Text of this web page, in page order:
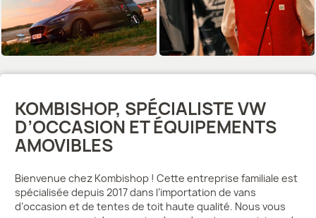
KOMBISHOP, SPÉCIALISTE VW
D’OCCASION ET ÉQUIPEMENTS
AMOVIBLES
Bienvenue chez Kombishop ! Cette entreprise familiale est
spécialisée depuis 2017 dans l’importation de vans
d’occasion et de tentes de toit haute qualité. Nous vous